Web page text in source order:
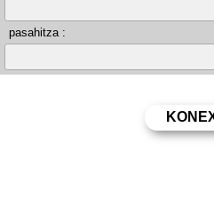
pasahitza :